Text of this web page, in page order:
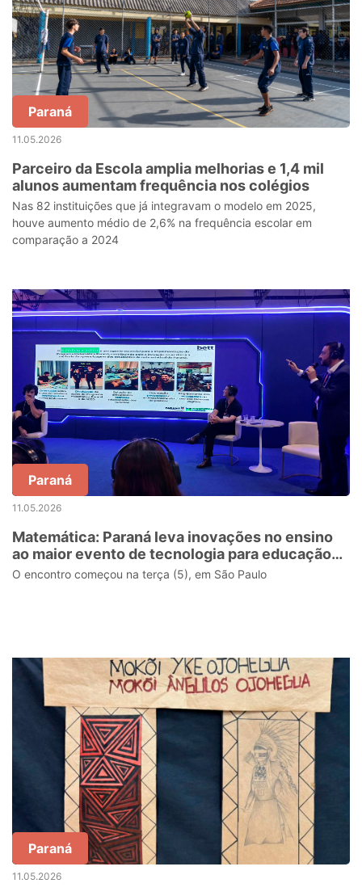
Paraná
11.05.2026
Parceiro da Escola amplia melhorias e 1,4 mil
alunos aumentam frequência nos colégios
Nas 82 instituições que já integravam o modelo em 2025,
houve aumento médio de 2,6% na frequência escolar em
comparação a 2024
Paraná
11.05.2026
Matemática: Paraná leva inovações no ensino
ao maior evento de tecnologia para educação
da América Latina
O encontro começou na terça (5), em São Paulo
Paraná
11.05.2026